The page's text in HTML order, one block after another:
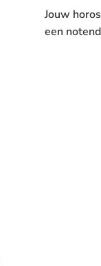
Jouw
een